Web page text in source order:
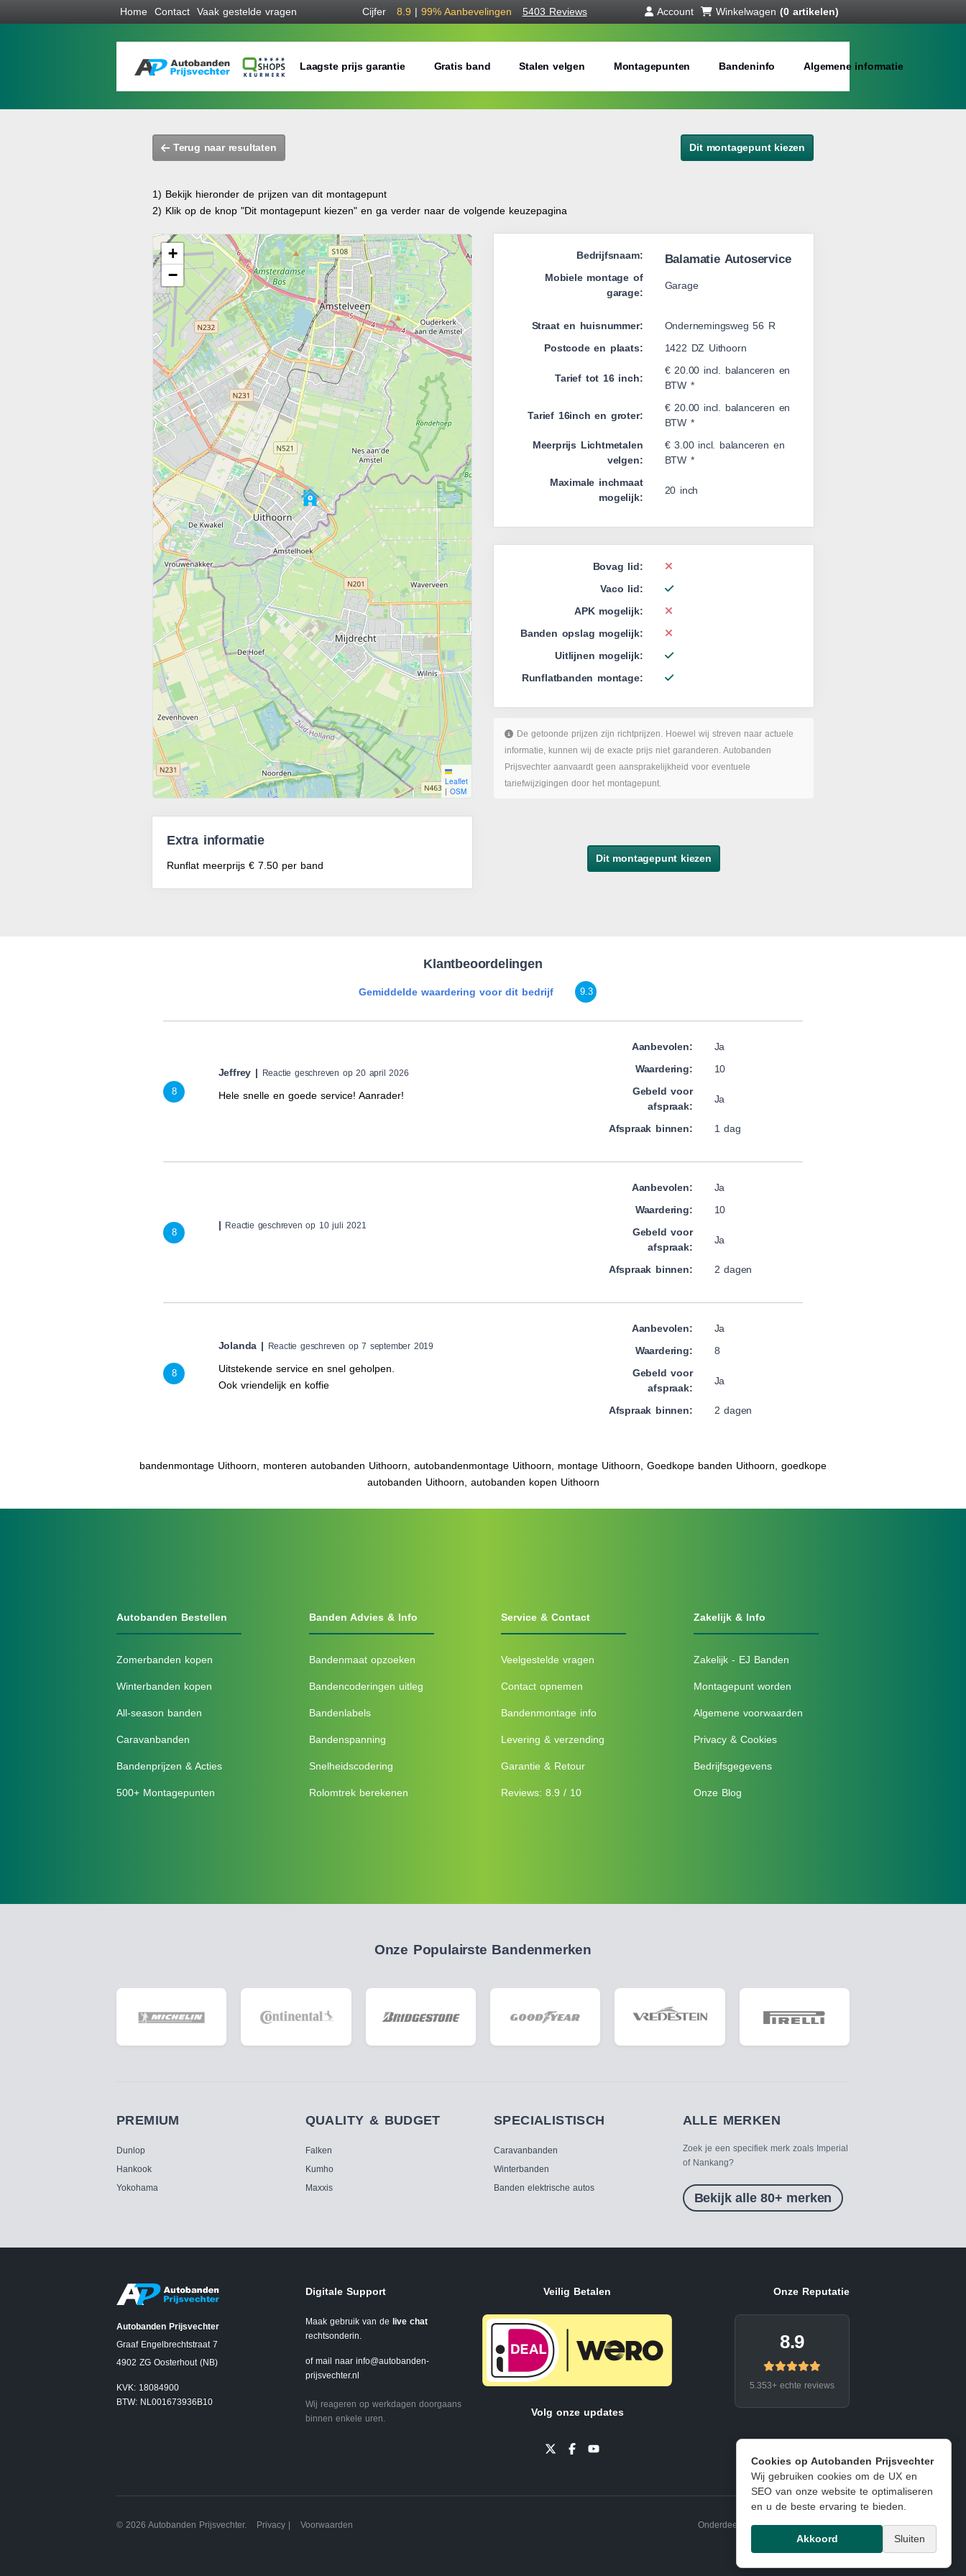
Cookies op Autobanden Prijsvechter
Wij gebruiken cookies om de UX en
SEO van onze website te optimaliseren
en u de beste ervaring te bieden.
Akkoord Sluiten
Home Contact Vaak gestelde vragen Cijfer 8.9 | 99% Aanbevelingen 5403 Reviews Account Winkelwagen (0 artikelen)
Laagste prijs garantie Gratis band Stalen velgen Montagepunten Bandeninfo Algemene informatie
Terug naar resultaten Dit montagepunt kiezen
1) Bekijk hieronder de prijzen van dit montagepunt
2) Klik op de knop "Dit montagepunt kiezen" en ga verder naar de volgende keuzepagina
+
−
Leaflet
| OSM
Bedrijfsnaam: Balamatie Autoservice
Mobiele montage of
garage:
Garage
Straat en huisnummer:
Ondernemingsweg 56 R
Postcode en plaats:
1422 DZ Uithoorn
Tarief tot 16 inch:
€ 20.00 incl. balanceren en
BTW *
Tarief 16inch en groter:
€ 20.00 incl. balanceren en
BTW *
Meerprijs Lichtmetalen
velgen:
€ 3.00 incl. balanceren en
BTW *
Maximale inchmaat
mogelijk:
20 inch
Bovag lid:
Vaco lid:
APK mogelijk:
Banden opslag mogelijk:
Uitlijnen mogelijk:
Runflatbanden montage:
De getoonde prijzen zijn richtprijzen. Hoewel wij streven naar actuele
informatie, kunnen wij de exacte prijs niet garanderen. Autobanden
Prijsvechter aanvaardt geen aansprakelijkheid voor eventuele
tariefwijzigingen door het montagepunt.
Extra informatie
Runflat meerprijs € 7.50 per band
Dit montagepunt kiezen
Klantbeoordelingen
Gemiddelde waardering voor dit bedrijf 9.3
8
Jeffrey | Reactie geschreven op 20 april 2026
Hele snelle en goede service! Aanrader!
Aanbevolen:
Ja
Waardering:
10
Gebeld voor
afspraak:
Ja
Afspraak binnen: 1 dag
8
| Reactie geschreven op 10 juli 2021
Aanbevolen:
Ja
Waardering:
10
Gebeld voor
afspraak:
Ja
Afspraak binnen: 2 dagen
8
Jolanda | Reactie geschreven op 7 september 2019
Uitstekende service en snel geholpen.
Ook vriendelijk en koffie
Aanbevolen:
Ja
Waardering:
8
Gebeld voor
afspraak:
Ja
Afspraak binnen: 2 dagen
bandenmontage Uithoorn, monteren autobanden Uithoorn, autobandenmontage Uithoorn, montage Uithoorn, Goedkope banden Uithoorn, goedkope
autobanden Uithoorn, autobanden kopen Uithoorn
Autobanden Bestellen
Zomerbanden kopen
Winterbanden kopen
All-season banden
Caravanbanden
Bandenprijzen & Acties
500+ Montagepunten
Banden Advies & Info
Bandenmaat opzoeken
Bandencoderingen uitleg
Bandenlabels
Bandenspanning
Snelheidscodering
Rolomtrek berekenen
Service & Contact
Veelgestelde vragen
Contact opnemen
Bandenmontage info
Levering & verzending
Garantie & Retour
Reviews: 8.9 / 10
Zakelijk & Info
Zakelijk - EJ Banden
Montagepunt worden
Algemene voorwaarden
Privacy & Cookies
Bedrijfsgegevens
Onze Blog
Onze Populairste Bandenmerken
PREMIUM
Dunlop
Hankook
Yokohama
QUALITY & BUDGET
Falken
Kumho
Maxxis
SPECIALISTISCH
Caravanbanden
Winterbanden
Banden elektrische autos
ALLE MERKEN
Zoek je een specifiek merk zoals Imperial
of Nankang?
Bekijk alle 80+ merken
Autobanden Prijsvechter
Graaf Engelbrechtstraat 7
4902 ZG Oosterhout (NB)
KVK: 18084900
BTW: NL001673936B10
Digitale Support
Maak gebruik van de live chat
rechtsonderin.
of mail naar info@autobanden-
prijsvechter.nl
Wij reageren op werkdagen doorgaans
binnen enkele uren.
Veilig Betalen
Volg onze updates
Onze Reputatie
8.9
5.353+ echte reviews
© 2026 Autobanden Prijsvechter. Privacy Voorwaarden Onderdeel van EJ Banden Oosterhout